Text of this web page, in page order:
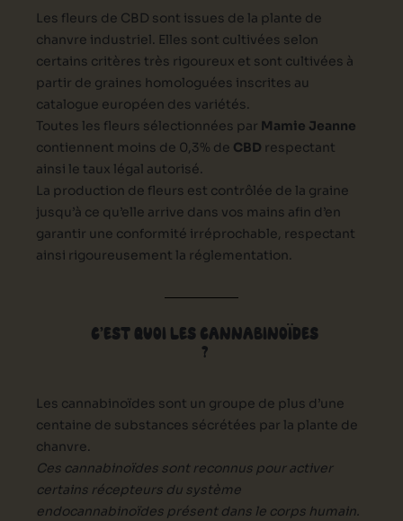
Les fleurs de CBD sont issues de la plante de
chanvre industriel. Elles sont cultivées selon
certains critères très rigoureux et sont cultivées à
partir de graines homologuées inscrites au
catalogue européen des variétés.
Toutes les fleurs sélectionnées par Mamie Jeanne
contiennent moins de 0,3% de CBD respectant
ainsi le taux légal autorisé.
La production de fleurs est contrôlée de la graine
jusqu’à ce qu’elle arrive dans vos mains afin d’en
garantir une conformité irréprochable, respectant
ainsi rigoureusement la réglementation.
C’EST QUOI LES CANNABINOÏDES
?
Les cannabinoïdes sont un groupe de plus d’une
centaine de substances sécrétées par la plante de
chanvre.
Ces cannabinoïdes sont reconnus pour activer
certains récepteurs du système
endocannabinoïdes présent dans le corps humain.